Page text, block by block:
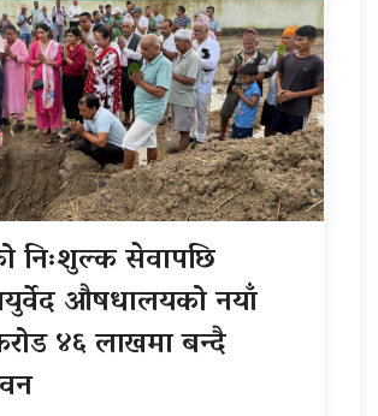
सेवापछि
औषधालयको नयाँ
४६ लाखमा बन्दै